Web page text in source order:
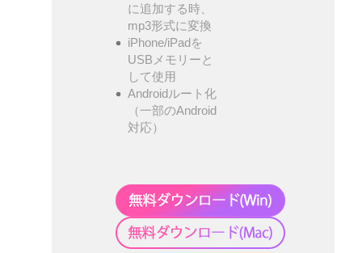
に追加する時、
mp3形式に変換
iPhone/iPadを
USBメモリーと
して使用
Androidルート化
（一部のAndroid
対応）